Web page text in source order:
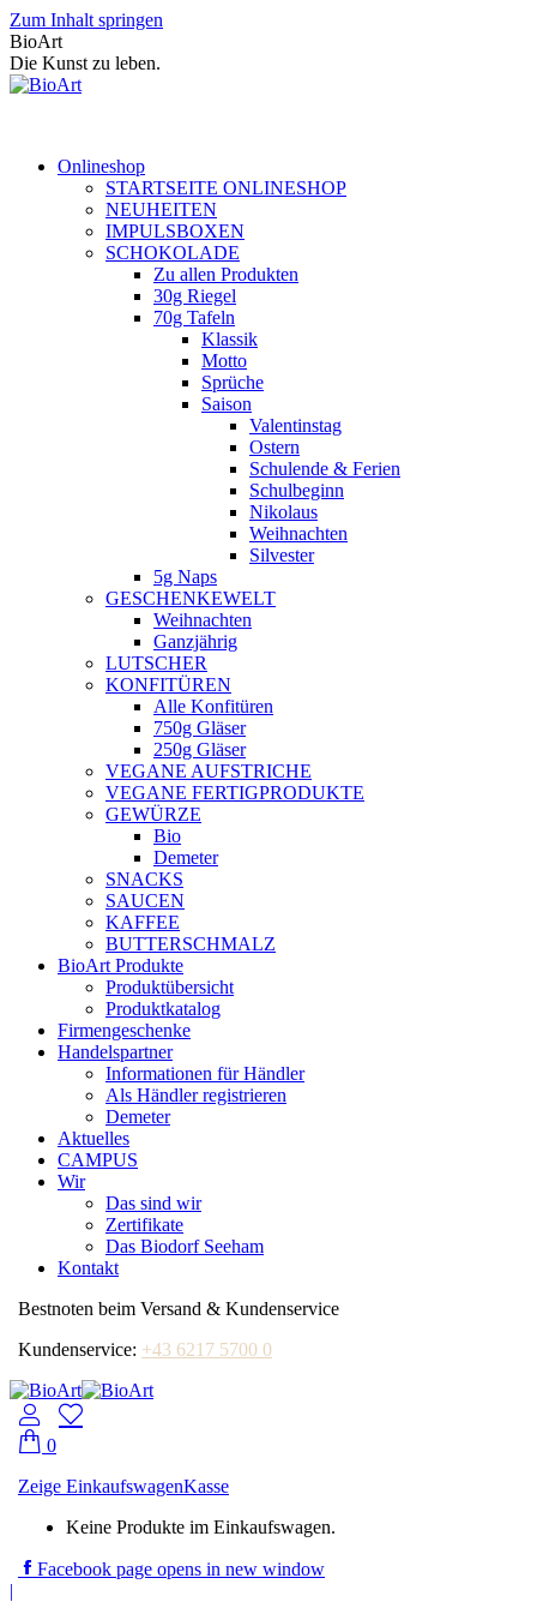
Zum Inhalt springen
BioArt
Die Kunst zu leben.
Onlineshop
STARTSEITE ONLINESHOP
NEUHEITEN
IMPULSBOXEN
SCHOKOLADE
Zu allen Produkten
30g Riegel
70g Tafeln
Klassik
Motto
Sprüche
Saison
Valentinstag
Ostern
Schulende & Ferien
Schulbeginn
Nikolaus
Weihnachten
Silvester
5g Naps
GESCHENKEWELT
Weihnachten
Ganzjährig
LUTSCHER
KONFITÜREN
Alle Konfitüren
750g Gläser
250g Gläser
VEGANE AUFSTRICHE
VEGANE FERTIGPRODUKTE
GEWÜRZE
Bio
Demeter
SNACKS
SAUCEN
KAFFEE
BUTTERSCHMALZ
BioArt Produkte
Produktübersicht
Produktkatalog
Firmengeschenke
Handelspartner
Informationen für Händler
Als Händler registrieren
Demeter
Aktuelles
CAMPUS
Wir
Das sind wir
Zertifikate
Das Biodorf Seeham
Kontakt
Bestnoten beim Versand & Kundenservice
Kundenservice: +43 6217 5700 0
0
Zeige EinkaufswagenKasse
Keine Produkte im Einkaufswagen.
Facebook page opens in new window
|